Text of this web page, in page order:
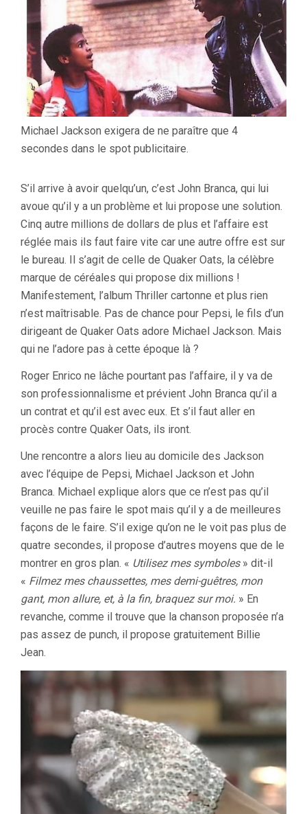
Michael Jackson exigera de ne paraître que 4
secondes dans le spot publicitaire.
S’il arrive à avoir quelqu’un, c’est John Branca, qui lui
avoue qu’il y a un problème et lui propose une solution.
Cinq autre millions de dollars de plus et l’affaire est
réglée mais ils faut faire vite car une autre offre est sur
le bureau. Il s’agit de celle de Quaker Oats, la célèbre
marque de céréales qui propose dix millions !
Manifestement, l’album Thriller cartonne et plus rien
n’est maîtrisable. Pas de chance pour Pepsi, le fils d’un
dirigeant de Quaker Oats adore Michael Jackson. Mais
qui ne l’adore pas à cette époque là ?
Roger Enrico ne lâche pourtant pas l’affaire, il y va de
son professionnalisme et prévient John Branca qu’il a
un contrat et qu’il est avec eux. Et s’il faut aller en
procès contre Quaker Oats, ils iront.
Une rencontre a alors lieu au domicile des Jackson
avec l’équipe de Pepsi, Michael Jackson et John
Branca. Michael explique alors que ce n’est pas qu’il
veuille ne pas faire le spot mais qu’il y a de meilleures
façons de le faire. S’il exige qu’on ne le voit pas plus de
quatre secondes, il propose d’autres moyens que de le
montrer en gros plan. « Utilisez mes symboles» dit-il
« Filmez mes chaussettes, mes demi-guêtres, mon
gant, mon allure, et, à la fin, braquez sur moi. » En
revanche, comme il trouve que la chanson proposée n’a
pas assez de punch, il propose gratuitement Billie
Jean.